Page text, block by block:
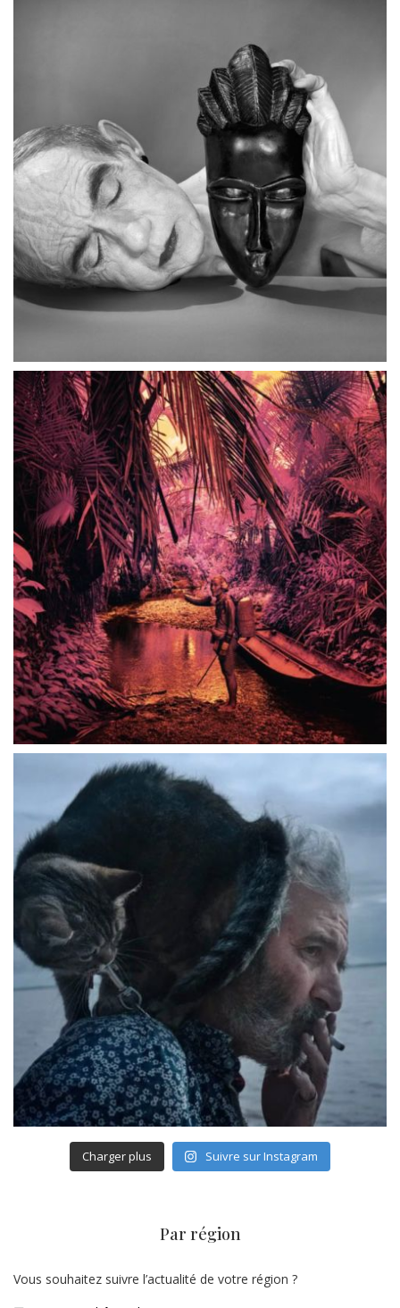
Charger plus Suivre sur Instagram
Par région
Vous souhaitez suivre l’actualité de votre région ?